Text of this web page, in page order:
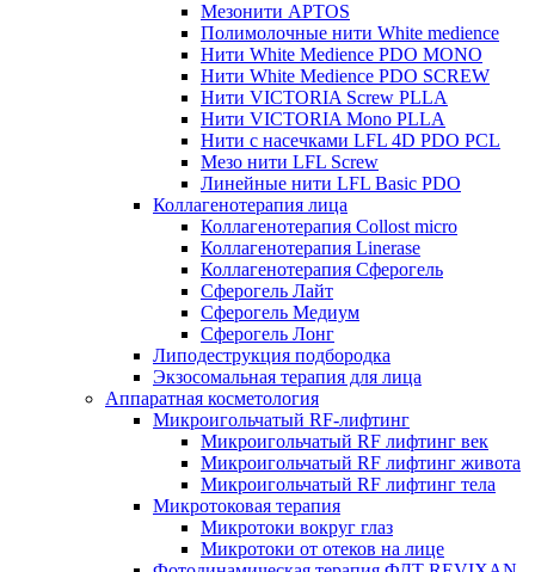
Мезонити APTOS
Полимолочные нити White medience
Нити White Medience PDO MONO
Нити White Medience PDO SCREW
Нити VICTORIA Screw PLLA
Нити VICTORIA Mono PLLA
Нити с насечками LFL 4D PDO PCL
Мезо нити LFL Screw
Линейные нити LFL Basic PDO
Коллагенотерапия лица
Коллагенотерапия Collost micro
Коллагенотерапия Linerase
Коллагенотерапия Сферогель
Сферогель Лайт
Сферогель Медиум
Сферогель Лонг
Липодеструкция подбородка
Экзосомальная терапия для лица
Аппаратная косметология
Микроигольчатый RF-лифтинг
Микроигольчатый RF лифтинг век
Микроигольчатый RF лифтинг живота
Микроигольчатый RF лифтинг тела
Микротоковая терапия
Микротоки вокруг глаз
Микротоки от отеков на лице